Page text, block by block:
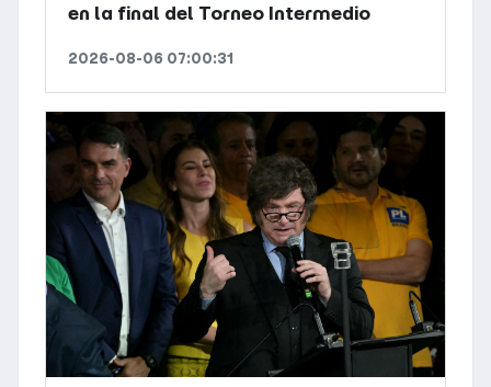
en la final del Torneo Intermedio
2026-08-06 07:00:31